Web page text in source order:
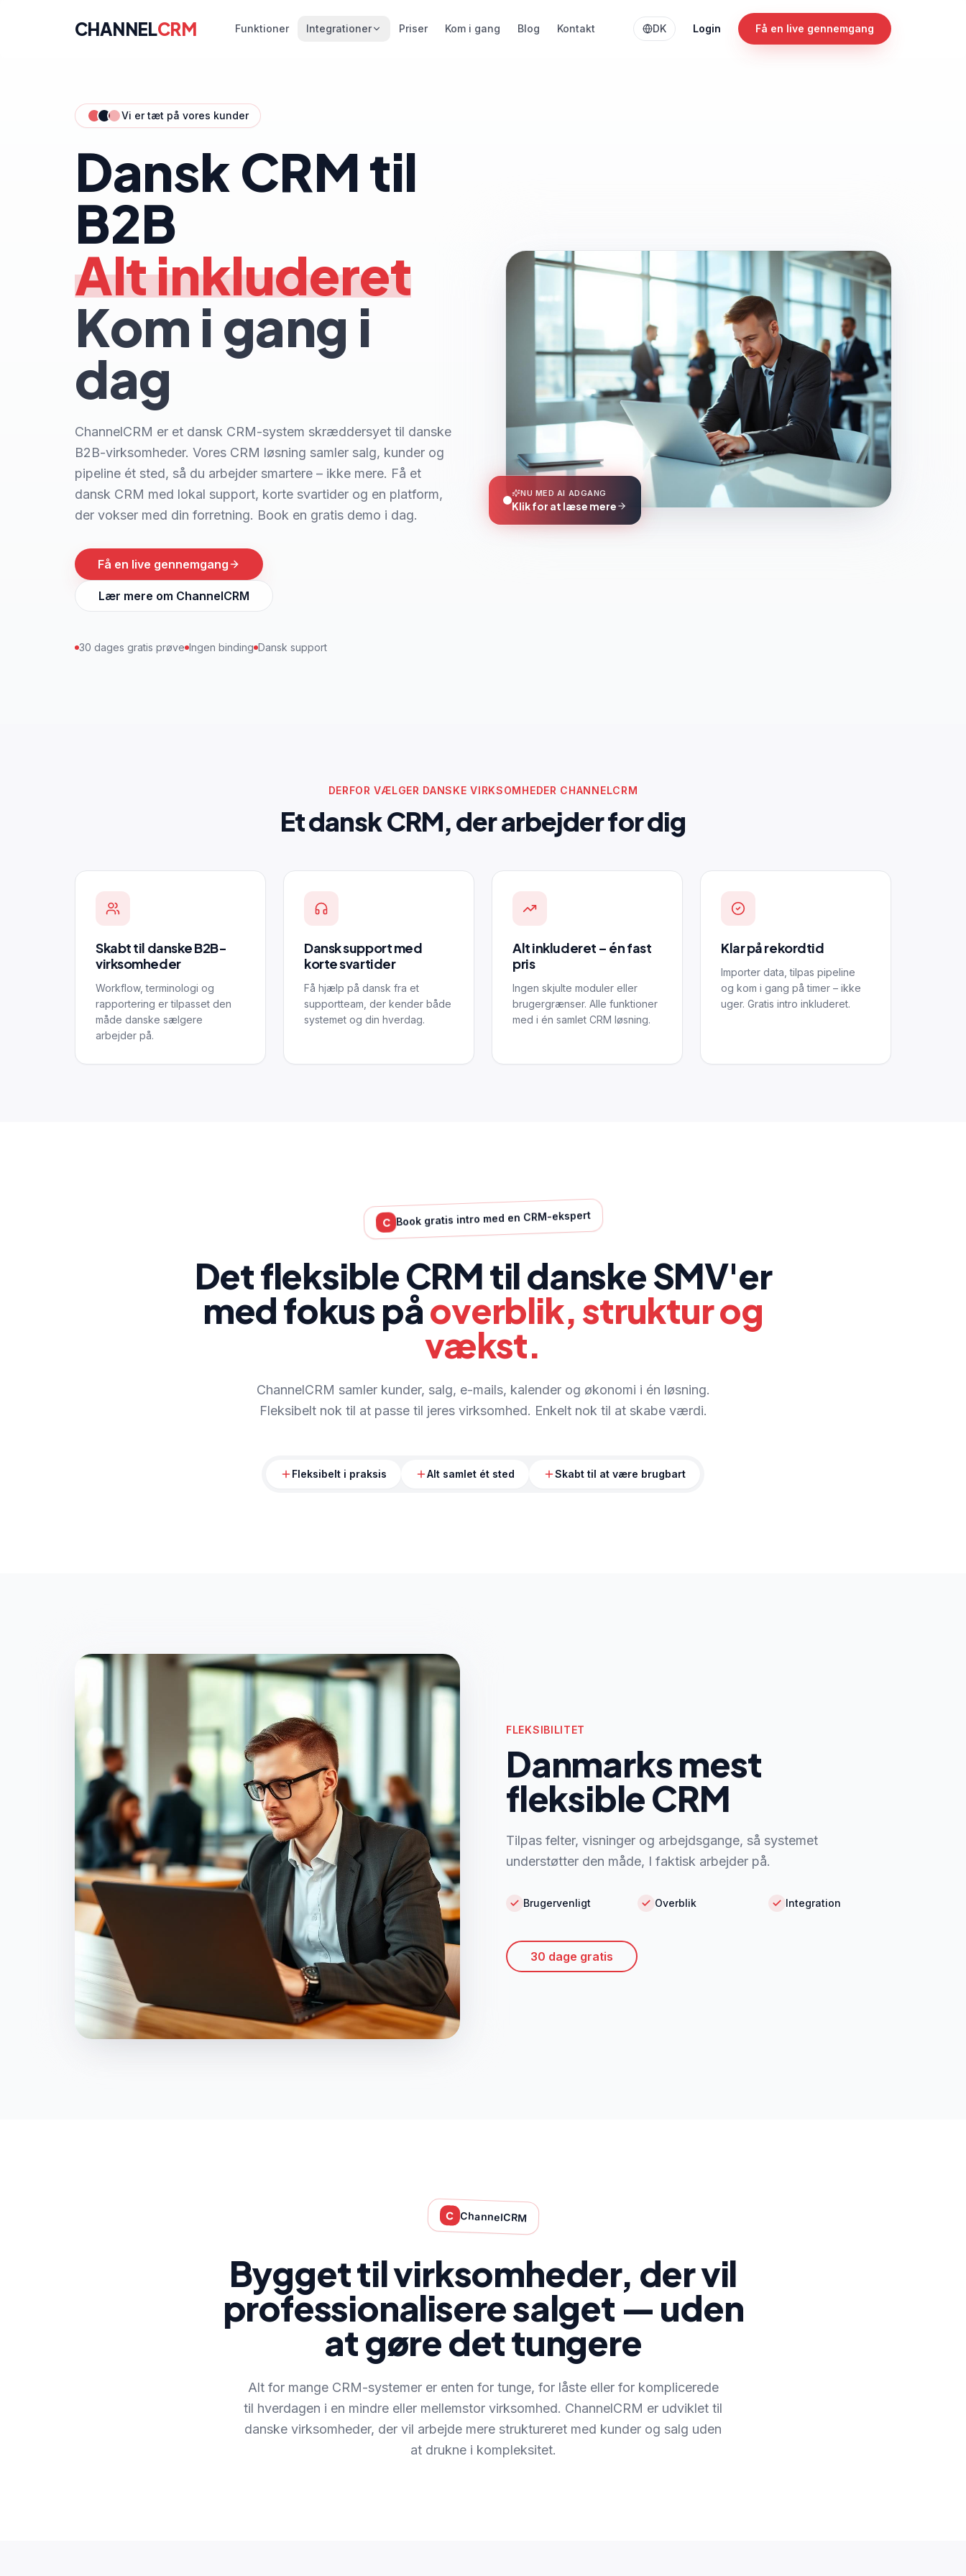
CHANNELCRM Funktioner Integrationer Priser Kom i gang Blog Kontakt DK Login Få en live gennemgang
Vi er tæt på vores kunder
Dansk CRM-system til B2B. Alt inkluderet. Kom i gang i dag.
Dansk CRM til
B2B
Alt inkluderet
Kom i gang i
dag
ChannelCRM er et dansk CRM-system skræddersyet til danske
B2B-virksomheder. Vores CRM løsning samler salg, kunder og
pipeline ét sted, så du arbejder smartere – ikke mere. Få et
dansk CRM med lokal support, korte svartider og en platform,
der vokser med din forretning. Book en gratis demo i dag.
Få en live gennemgang
Lær mere om ChannelCRM
30 dages gratis prøve Ingen binding Dansk support
NU MED AI ADGANG
Klik for at læse mere
DERFOR VÆLGER DANSKE VIRKSOMHEDER CHANNELCRM
Et dansk CRM, der arbejder for dig
Skabt til danske B2B-
virksomheder
Workflow, terminologi og
rapportering er tilpasset den
måde danske sælgere
arbejder på.
Dansk support med
korte svartider
Få hjælp på dansk fra et
supportteam, der kender både
systemet og din hverdag.
Alt inkluderet – én fast
pris
Ingen skjulte moduler eller
brugergrænser. Alle funktioner
med i én samlet CRM løsning.
Klar på rekordtid
Importer data, tilpas pipeline
og kom i gang på timer – ikke
uger. Gratis intro inkluderet.
C Book gratis intro med en CRM-ekspert
Det fleksible CRM til danske SMV'er
med fokus påoverblik, struktur og
vækst.
ChannelCRM samler kunder, salg, e-mails, kalender og økonomi i én løsning.
Fleksibelt nok til at passe til jeres virksomhed. Enkelt nok til at skabe værdi.
Fleksibelt i praksis Alt samlet ét sted Skabt til at være brugbart
FLEKSIBILITET
Danmarks mest
fleksible CRM
Tilpas felter, visninger og arbejdsgange, så systemet
understøtter den måde, I faktisk arbejder på.
Brugervenligt Overblik Integration
30 dage gratis
C ChannelCRM
Bygget til virksomheder, der vil
professionalisere salget — uden
at gøre det tungere
Alt for mange CRM-systemer er enten for tunge, for låste eller for komplicerede
til hverdagen i en mindre eller mellemstor virksomhed. ChannelCRM er udviklet til
danske virksomheder, der vil arbejde mere struktureret med kunder og salg uden
at drukne i kompleksitet.